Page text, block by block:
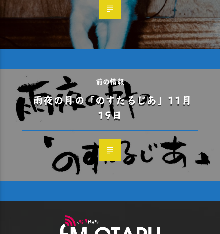
前の情報
雨夜の月の「のすたるじあ」11月
19日